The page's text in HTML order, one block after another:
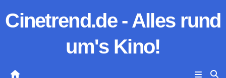
Inhalt
Cinetrend.de - Alles rund
um's Kino!